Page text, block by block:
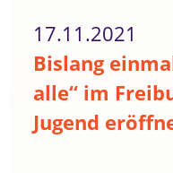
17.11.2021
Bislang
alle“ im
Jugend